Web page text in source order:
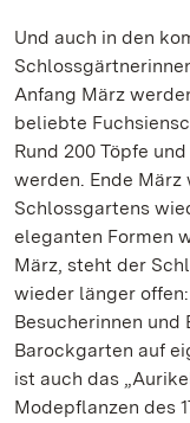
Und auch in den
Anfang März
beliebte
Rund 200 Töpfe
werden. Ende
Schlossgartens
eleganten Formen
März, steht der
wieder länger offen:
Besucherinnen und
Barockgarten auf
ist auch das
Modepflanzen des